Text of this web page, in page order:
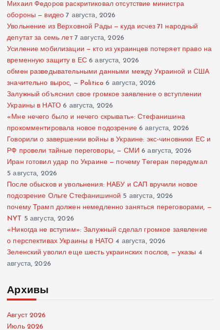
Михаил Федоров раскритиковал отсутствие министра
обороны — видео 7 августа, 2026
Увольнение из Верховной Рады — куда исчез 71 народный
депутат за семь лет 7 августа, 2026
Усиление мобилизации — кто из украинцев потеряет право на
временную защиту в ЕС 6 августа, 2026
обмен разведывательными данными между Украиной и США
значительно вырос, — Politico 6 августа, 2026
Залужный объяснил свое громкое заявление о вступлении
Украины в НАТО 6 августа, 2026
«Мне нечего было и нечего скрывать»: Стефанишина
прокомментировала новое подозрение 6 августа, 2026
Говорили о завершении войны в Украине: экс-чиновники ЕС и
РФ провели тайные переговоры, — СМИ 6 августа, 2026
Иран готовил удар по Украине — почему Тегеран передумал
5 августа, 2026
После обысков и увольнения: НАБУ и САП вручили новое
подозрение Ольге Стефанишиной 5 августа, 2026
почему Трамп должен немедленно заняться переговорами, —
NYT 5 августа, 2026
«Никогда не вступим»: Залужный сделал громкое заявление
о перспективах Украины в НАТО 4 августа, 2026
Зеленский уволил еще шесть украинских послов, — указы 4
августа, 2026
Архивы
Август 2026
Июль 2026